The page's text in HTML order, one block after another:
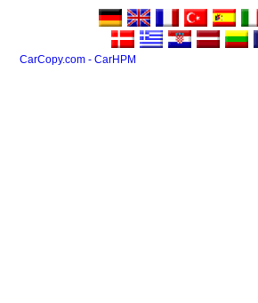
CarCopy.com - CarHPM